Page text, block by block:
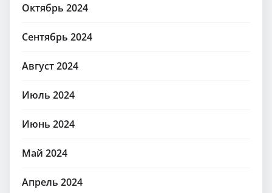
Октябрь 2024
Сентябрь 2024
Август 2024
Июль 2024
Июнь 2024
Май 2024
Апрель 2024